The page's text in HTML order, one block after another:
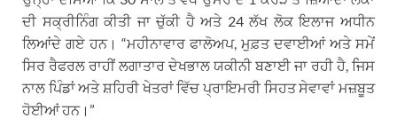
ਦੀ ਸਕ੍ਰੀਨਿੰਗ ਕੀਤੀ ਜਾ ਚੁੱਕੀ ਹੈ ਅਤੇ 24 ਲੱਖ ਲੋਕ ਇਲਾਜ ਅਧੀਨ
ਲਿਆਂਦੇ ਗਏ ਹਨ। “ਮਹੀਨਾਵਾਰ ਫਾਲੋਅਪ, ਮੁਫ਼ਤ ਦਵਾਈਆਂ ਅਤੇ ਸਮੇਂ
ਸਿਰ ਰੈਫਰਲ ਰਾਹੀਂ ਲਗਾਤਾਰ ਦੇਖਭਾਲ ਯਕੀਨੀ ਬਣਾਈ ਜਾ ਰਹੀ ਹੈ, ਜਿਸ
ਨਾਲ ਪਿੰਡਾਂ ਅਤੇ ਸ਼ਹਿਰੀ ਖੇਤਰਾਂ ਵਿੱਚ ਪ੍ਰਾਇਮਰੀ ਸਿਹਤ ਸੇਵਾਵਾਂ ਮਜ਼ਬੂਤ
ਹੋਈਆਂ ਹਨ।”